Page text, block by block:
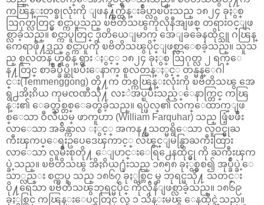
ကၽြန္းတစ္ခုလုံးကို ျဖန႔္က်က္ထိန္းခ်ဳပ္လာၿပီးသည္ ၁၈၂၄ ခုႏွစ္
ဩဂုတ္လတြင္မွ စင္ကာပူသည္ ၿဗိတိသၽွကိုလိုနီအျဖစ္ တရားဝင္ျဖ
စ္လာခဲ့သည္။ စင္ကာပူတြင္ ဒုတိယေျမာက္ အေျခခ်ေနထိုင္သူ ဂၽြန္
ကေရာဖို႔ဒ္သည္ စင္ကာပူကို ၿဗိတိသၽွပိုင္ျဖစ္လာေစခဲ့သည္။ သူသ
ည္ စူလတန္ ဟူစိန္ ရွား ႏွင့္ ၁၈၂၄ ခုႏွစ္ ဩဂုတ္လ ၂ ရက္ေ
န႔တြင္ စာခ်ဳပ္ခ်ဳပ္ဆိုၿပီးေနာက္ စူလတန္ႏွင့္ တန္မန္ေဂါ
င္း(Temmenggong) တို႔က တစ္ကၽြန္းလုံးကို ၿဗိတိသၽွ အေ
ရွ႕အိႏၵိယ ကုမၸဏီသို႔ လႊဲအပ္ၿပီးသည့္ေနာက္တြင္ ကၽြ
န္း၏ ေခတ္သစ္တစ္ေခတ္စခဲ့သည္။ ရပ္ဖဲလ္၏ လက္ေထာက္ျဖ
စ္ေသာ ဝီလီယမ္ ဖာကူဟာ (William Farquhar) သည္ ဖြံ့ၿဖိဳး
လာေသာ အခ်ိန္ကာလ ႏွင့္ အကန႔္အသတ္မရွိေသာ လူဝင္မွုႀ
ကီးၾကပ္ေရးဥပေဒေၾကာင့္ လၽွင္ျမန္စြာႀကီးထြား
လာေသာ လူမ်ိဳးစုတို႔ ေျပာင္းေရြ႕ေနထိုင္မွု ကို ႀကီးၾက
ပ္ခဲ့သည္။ ၿဗိတိသၽွ အိႏၵိယ႐ုံးသည္ ၁၈၅၈ ခုႏွစ္မွစ၍ အုပ္ခ်ဳပ္ခဲ့ေ
သာ္လည္း စင္ကာပူ သည္ ၁၈၆၇ ခုႏွစ္တြင္ မွ ဘုရင္မသို႔ သတင္း
ပို႔ရေသာ ၿဗိတိသၽွဘုရင္မပိုင္ ကိုလိုနီျဖစ္လာခဲ့သည္။ ၁၈၆၉
ခုႏွစ္တြင္ ကၽြန္းေပၚတြင္ လူ ၁ သိန္းမၽွ ေနထိုင္ခဲ့သည္။